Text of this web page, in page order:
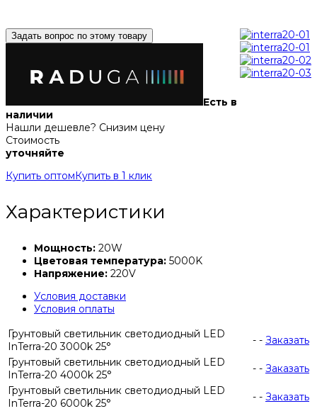
Задать вопрос по этому товару
Есть в
наличии
Нашли дешевле? Снизим цену
Стоимость
уточняйте
Купить оптом Купить в 1 клик
Характеристики
Мощность: 20W
Цветовая температура: 5000K
Напряжение: 220V
Условия доставки
Условия оплаты
Грунтовый светильник светодиодный LED
InTerra-20 3000k 25°
- - Заказать
Грунтовый светильник светодиодный LED
InTerra-20 4000k 25°
- - Заказать
Грунтовый светильник светодиодный LED
InTerra-20 6000k 25°
- - Заказать